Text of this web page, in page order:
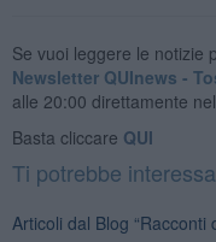
Se vuoi leggere le notizie
Newsletter QUInews -
alle 20:00 direttamente
Basta cliccare QUI
Ti potrebbe
Articoli dal Blog